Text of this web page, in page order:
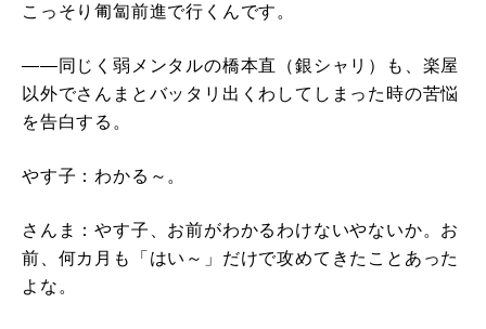
こっそり匍匐前進で行くんです。
――同じく弱メンタルの橋本直（銀シャリ）も、楽屋
以外でさんまとバッタリ出くわしてしまった時の苦悩
を告白する。
やす子：わかる～。
さんま：やす子、お前がわかるわけないやないか。お
前、何カ月も「はい～」だけで攻めてきたことあった
よな。